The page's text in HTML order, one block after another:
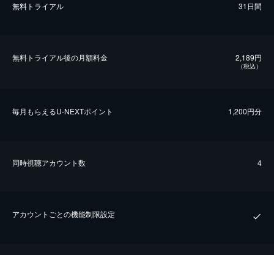
無料トライアル 31日間
無料トライアル後の⽉額料金 2,189円
（税込）
毎⽉もらえるU-NEXTポイント 1,200円分
同時視聴アカウント数 4
アカウントごとの機能制限設定